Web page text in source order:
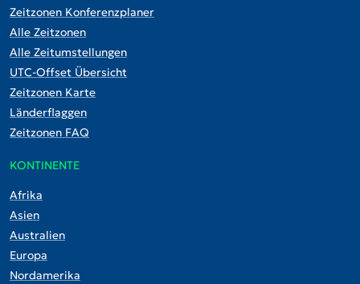
Zeitzonen Konferenzplaner
Alle Zeitzonen
Alle Zeitumstellungen
UTC-Offset Übersicht
Zeitzonen Karte
Länderflaggen
Zeitzonen FAQ
KONTINENTE
Afrika
Asien
Australien
Europa
Nordamerika